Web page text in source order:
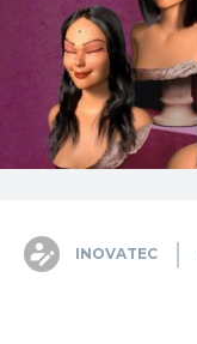
INOVATEC